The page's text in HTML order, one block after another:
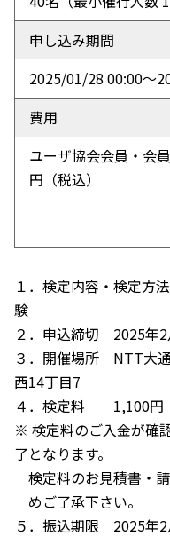
申し込み期間
2025/01/28 00:00〜
費用
ユーザ協会会員・会
円（税込）
１．検定内容・検定方
験
２．申込締切 2025年
３．開催場所 NTT大
西14丁目7
４．検定料 1,100円（
※ 検定料のご入金が確
了となります。
検定料のお見積書・
めご了承下さい。
５．振込期限 2025年2